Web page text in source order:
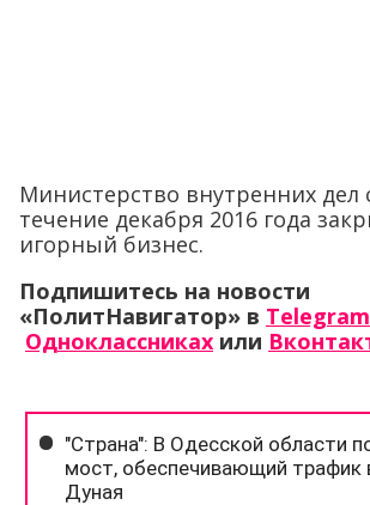
Министерство внутренних дел
течение декабря 2016 года
игорный бизнес.
Подпишитесь на новости
«ПолитНавигатор» в Telegram
Одноклассниках или